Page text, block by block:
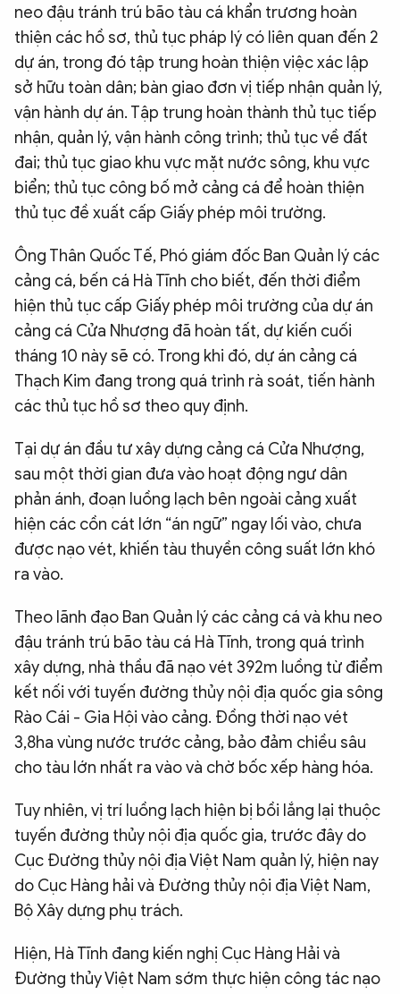
neo đậu tránh trú bão tàu cá khẩn trương hoàn
thiện các hồ sơ, thủ tục pháp lý có liên quan đến 2
dự án, trong đó tập trung hoàn thiện việc xác lập
sở hữu toàn dân; bàn giao đơn vị tiếp nhận quản lý,
vận hành dự án. Tập trung hoàn thành thủ tục tiếp
nhận, quản lý, vận hành công trình; thủ tục về đất
đai; thủ tục giao khu vực mặt nước sông, khu vực
biển; thủ tục công bố mở cảng cá để hoàn thiện
thủ tục đề xuất cấp Giấy phép môi trường.
Ông Thân Quốc Tế, Phó giám đốc Ban Quản lý các
cảng cá, bến cá Hà Tĩnh cho biết, đến thời điểm
hiện thủ tục cấp Giấy phép môi trường của dự án
cảng cá Cửa Nhượng đã hoàn tất, dự kiến cuối
tháng 10 này sẽ có. Trong khi đó, dự án cảng cá
Thạch Kim đang trong quá trình rà soát, tiến hành
các thủ tục hồ sơ theo quy định.
Tại dự án đầu tư xây dựng cảng cá Cửa Nhượng,
sau một thời gian đưa vào hoạt động ngư dân
phản ánh, đoạn luồng lạch bên ngoài cảng xuất
hiện các cồn cát lớn “án ngữ” ngay lối vào, chưa
được nạo vét, khiến tàu thuyền công suất lớn khó
ra vào.
Theo lãnh đạo Ban Quản lý các cảng cá và khu neo
đậu tránh trú bão tàu cá Hà Tĩnh, trong quá trình
xây dựng, nhà thầu đã nạo vét 392m luồng từ điểm
kết nối với tuyến đường thủy nội địa quốc gia sông
Rào Cái - Gia Hội vào cảng. Đồng thời nạo vét
3,8ha vùng nước trước cảng, bảo đảm chiều sâu
cho tàu lớn nhất ra vào và chờ bốc xếp hàng hóa.
Tuy nhiên, vị trí luồng lạch hiện bị bồi lắng lại thuộc
tuyến đường thủy nội địa quốc gia, trước đây do
Cục Đường thủy nội địa Việt Nam quản lý, hiện nay
do Cục Hàng hải và Đường thủy nội địa Việt Nam,
Bộ Xây dựng phụ trách.
Hiện, Hà Tĩnh đang kiến nghị Cục Hàng Hải và
Đường thủy Việt Nam sớm thực hiện công tác nạo